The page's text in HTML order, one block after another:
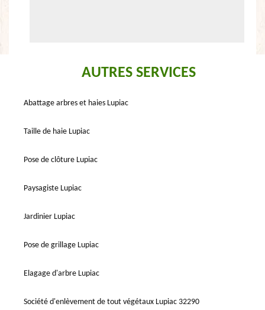
AUTRES SERVICES
Abattage arbres et haies Lupiac
Taille de haie Lupiac
Pose de clôture Lupiac
Paysagiste Lupiac
Jardinier Lupiac
Pose de grillage Lupiac
Elagage d'arbre Lupiac
Société d'enlèvement de tout végétaux Lupiac 32290